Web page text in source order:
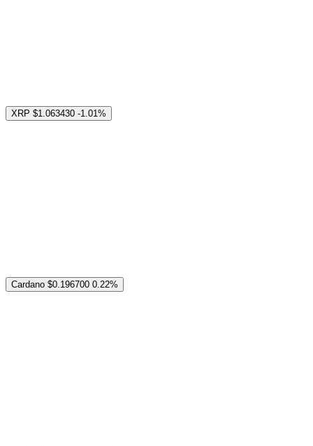
XRP $1.063430 -1.01%
Cardano $0.196700 0.22%